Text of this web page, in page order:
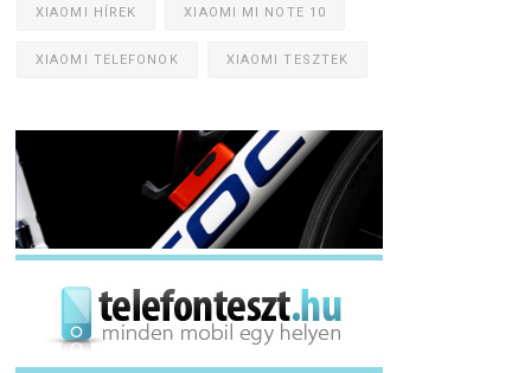
XIAOMI HÍREK XIAOMI MI NOTE 10
XIAOMI TELEFONOK XIAOMI TESZTEK